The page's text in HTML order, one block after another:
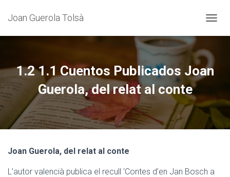
Joan Guerola Tolsà
A
V
A
N
V
I
1.2 1.1 Cuentos Publicados Joan
Guerola, del relat al conte
Joan Guerola, del relat al conte
L’autor valencià publica el recull ‘Contes d’en Jan Bosch a